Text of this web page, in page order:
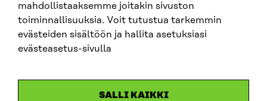
mahdollistaaksemme joitakin sivuston
toiminnallisuuksia. Voit tutustua tarkemmin
evästeiden sisältöön ja hallita asetuksiasi
evästeasetus-sivulla
SALLI KAIKKI
PUBLIKATION